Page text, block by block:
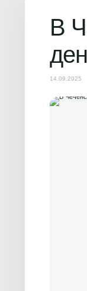
В
14.09.2025